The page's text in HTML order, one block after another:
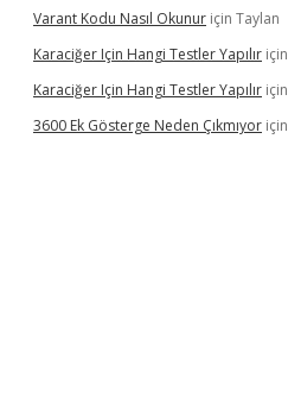
Varant Kodu Nasıl Okunur için Taylan
Karaciğer Için Hangi Testler Yapılır için
Karaciğer Için Hangi Testler Yapılır için
3600 Ek Gösterge Neden Çıkmıyor için